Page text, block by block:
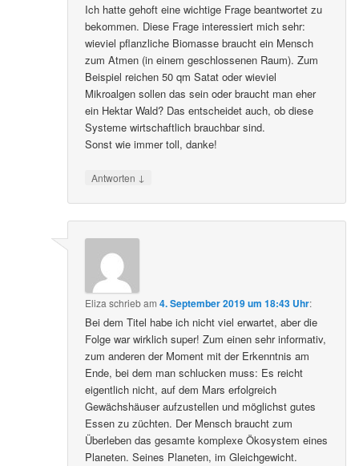
Ich hatte gehoft eine wichtige Frage beantwortet zu
bekommen. Diese Frage interessiert mich sehr:
wieviel pflanzliche Biomasse braucht ein Mensch
zum Atmen (in einem geschlossenen Raum). Zum
Beispiel reichen 50 qm Satat oder wieviel
Mikroalgen sollen das sein oder braucht man eher
ein Hektar Wald? Das entscheidet auch, ob diese
Systeme wirtschaftlich brauchbar sind.
Sonst wie immer toll, danke!
Antworten ↓
Eliza schriebam4. September 2019 um 18:43 Uhr:
Bei dem Titel habe ich nicht viel erwartet, aber die
Folge war wirklich super! Zum einen sehr informativ,
zum anderen der Moment mit der Erkenntnis am
Ende, bei dem man schlucken muss: Es reicht
eigentlich nicht, auf dem Mars erfolgreich
Gewächshäuser aufzustellen und möglichst gutes
Essen zu züchten. Der Mensch braucht zum
Überleben das gesamte komplexe Ökosystem eines
Planeten. Seines Planeten, im Gleichgewicht.